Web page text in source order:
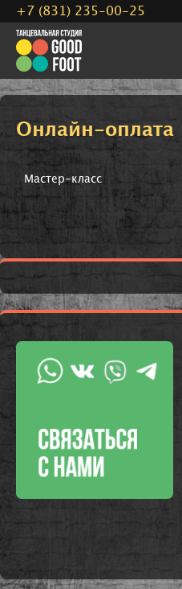
Онлайн-оплата
Мастер-класс
+7 (831) 235-00-25